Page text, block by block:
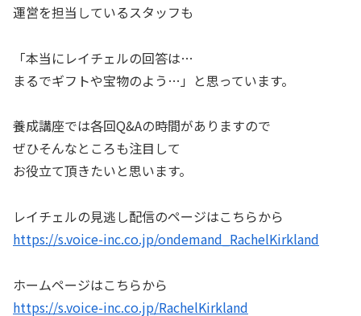
運営を担当しているスタッフも
「本当にレイチェルの回答は…
まるでギフトや宝物のよう…」と思っています。
養成講座では各回Q&Aの時間がありますので
ぜひそんなところも注目して
お役立て頂きたいと思います。
レイチェルの見逃し配信のページはこちらから
https://s.voice-inc.co.jp/ondemand_RachelKirkland
ホームページはこちらから
https://s.voice-inc.co.jp/RachelKirkland